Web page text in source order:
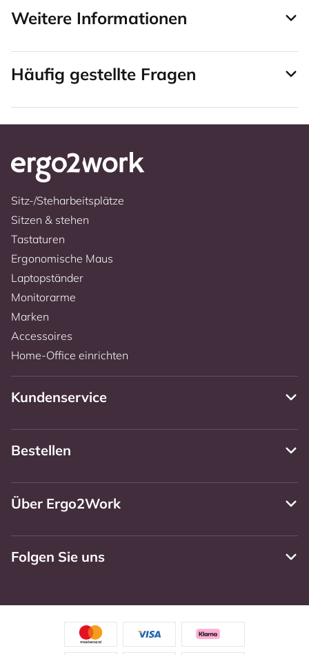
Weitere Informationen
Häufig gestellte Fragen
Sitz-/Steharbeitsplätze
Sitzen & stehen
Tastaturen
Ergonomische Maus
Laptopständer
Monitorarme
Marken
Accessoires
Home-Office einrichten
Kundenservice
Bestellen
Über Ergo2Work
Folgen Sie uns